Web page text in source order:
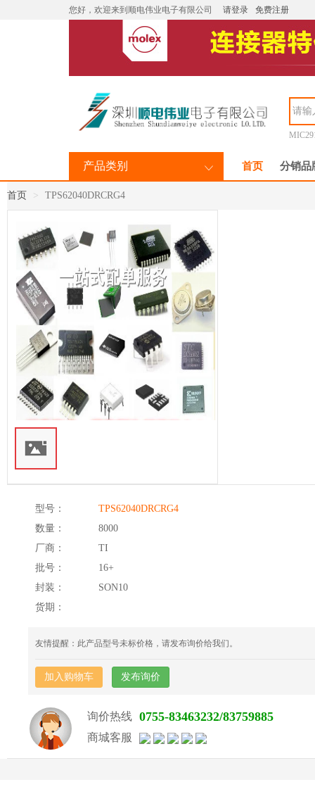
您好，欢迎来到顺电伟业电子有限公司 请登录 免费注册
产品类别 首页 分销品
首页 TPS62040DRCRG4
型号：
TPS62040DRCRG4
数量：
8000
厂商：
TI
批号：
16+
封装：
SON10
货期：
友情提醒：此产品型号未标价格，请发布询价给我们。
加入购物车 发布询价
询价热线 0755-83463232/83759885
商城客服